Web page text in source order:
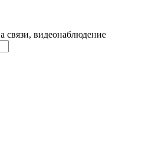
связи, видеонаблюдение